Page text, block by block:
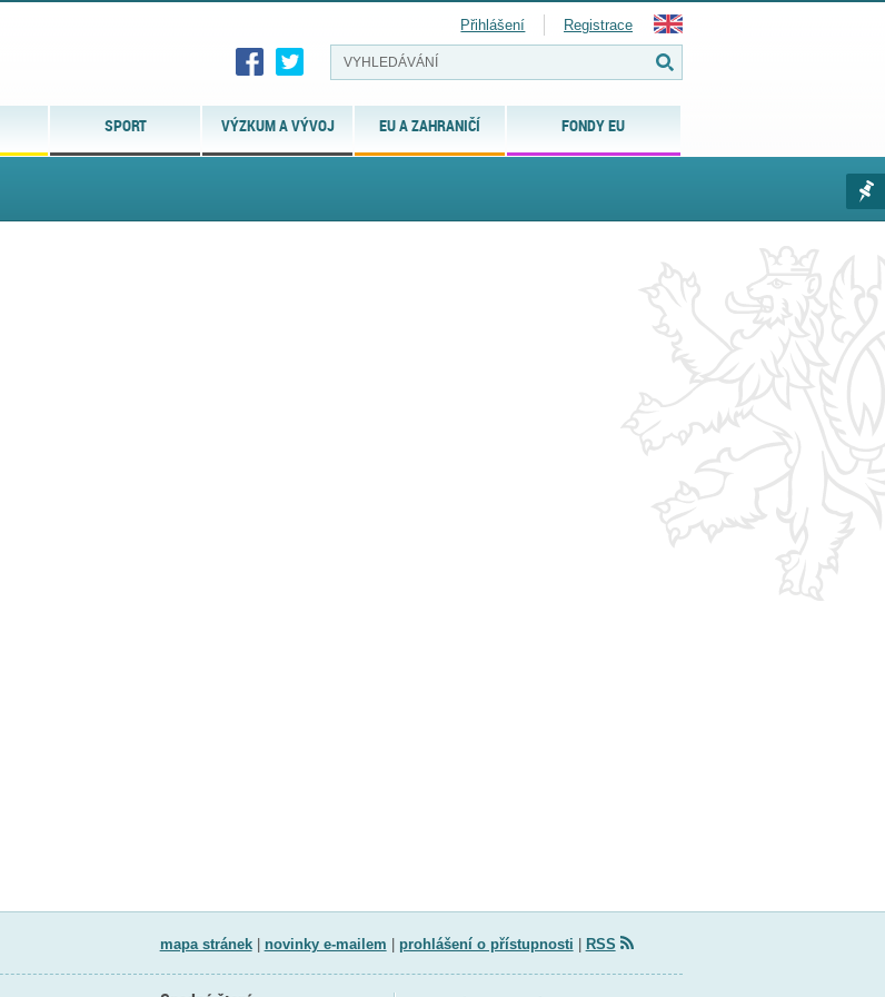
SPORT VÝZKUM A VÝVOJ EU A ZAHRANIČÍ FONDY EU
Přihlášení Registrace
mapa stránek| novinky e-mailem prohlášení o přístupnosti RSS